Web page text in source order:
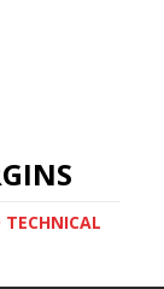
TECHNICAL